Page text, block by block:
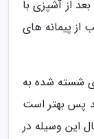
از آشپزی با
پیمانه های
شسته شده به
پس بهتر است
این وسیله در